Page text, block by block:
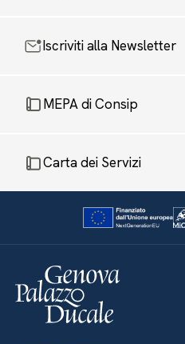
Iscriviti alla Newsletter
MEPA di Consip
Carta dei Servizi